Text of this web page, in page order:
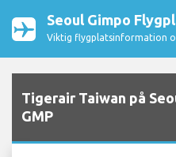
Seoul Gimpo
Viktig flygplatsinformation
Tigerair Taiwan på
GMP